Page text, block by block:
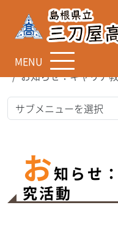
MENU
TOP
全てのお知らせ
お知らせ：キャリア
お知らせ
究活動